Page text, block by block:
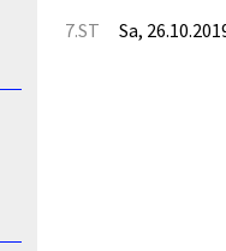
7.ST Sa,